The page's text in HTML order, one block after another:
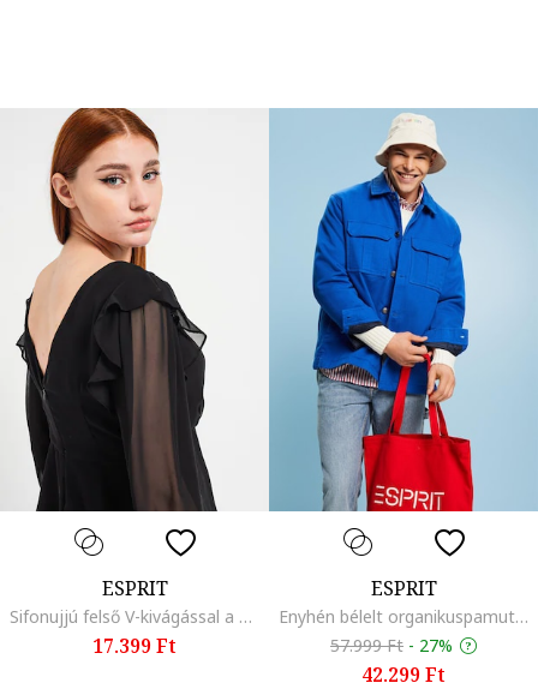
ESPRIT
Sifonujjú felső V-kivágással a hátoldalán, Fekete
17.399 Ft
ESPRIT
Enyhén bélelt organikuspamut dzseki, Királykék
57.999 Ft - 27%
42.299 Ft